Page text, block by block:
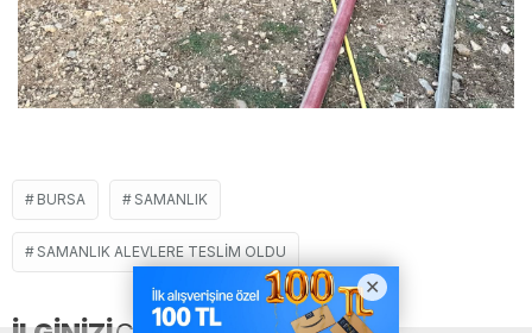
BURSA SAMANLIK
SAMANLIK ALEVLERE TESLIM OLDU